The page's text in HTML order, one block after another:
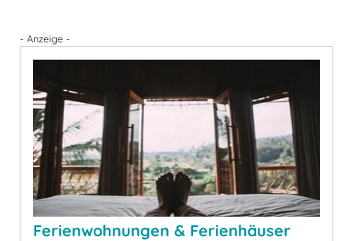
- Anzeige -
Ferienwohnungen & Ferienhäuser